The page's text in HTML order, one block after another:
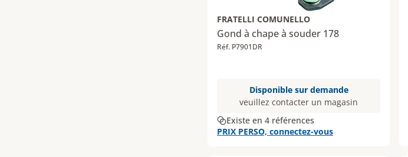
FRATELLI COMUNELLO
Gond à chape à souder 178
Réf. P7901DR
Disponible sur demande
veuillez contacter un magasin
Existe en 4 références
PRIX PERSO, connectez-vous